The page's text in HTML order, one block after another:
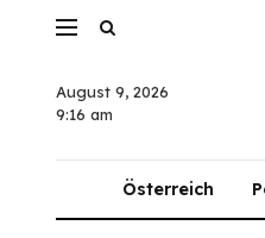
August 9, 2026
9:16 am
Österreich